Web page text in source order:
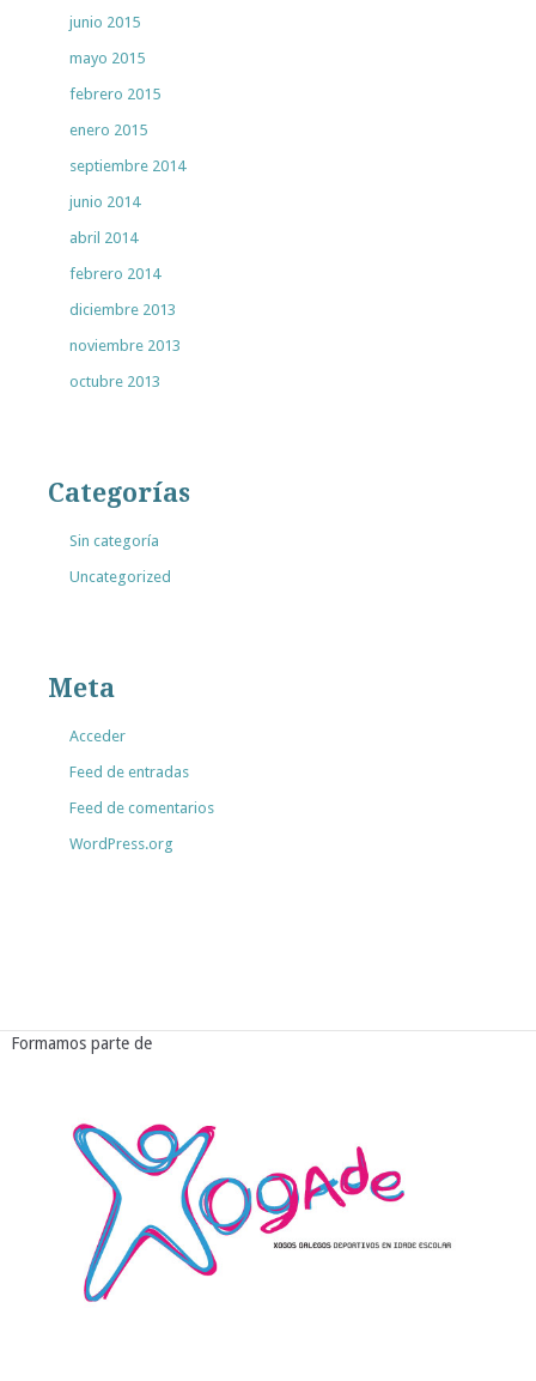
junio 2015
mayo 2015
febrero 2015
enero 2015
septiembre 2014
junio 2014
abril 2014
febrero 2014
diciembre 2013
noviembre 2013
octubre 2013
Categorías
Sin categoría
Uncategorized
Meta
Acceder
Feed de entradas
Feed de comentarios
WordPress.org
Formamos parte de